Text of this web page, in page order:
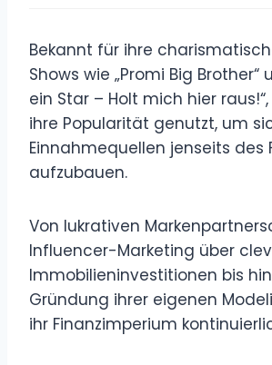
Bekannt für ihre
Shows wie „Promi Big Brother“
ein Star – Holt mich hier
ihre Popularität genutzt, um
Einnahmequellen jenseits des
aufzubauen.
Von lukrativen
Influencer-Marketing über
Immobilieninvestitionen bis
Gründung ihrer eigenen
ihr Finanzimperium